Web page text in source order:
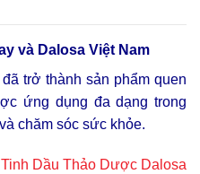
và Dalosa Việt Nam
trở thành sản phẩm quen
ứng dụng đa dạng trong
chăm sóc sức khỏe.
Dầu Thảo Dược Dalosa